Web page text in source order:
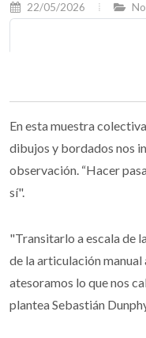
22/05/2026
En esta muestra
dibujos y bordados nos
observación. “Hacer
sí".
"Transitarlo a escala de
de la articulación manual
atesoramos lo que nos
plantea Sebastián